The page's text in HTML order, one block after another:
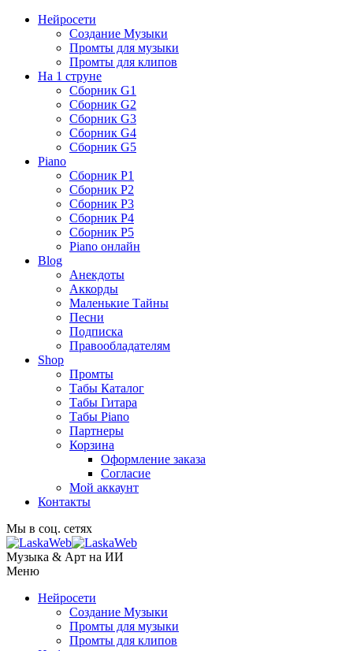
Нейросети
Создание Музыки
Промты для музыки
Промты для клипов
На 1 струне
Сборник G1
Сборник G2
Сборник G3
Сборник G4
Сборник G5
Piano
Сборник P1
Сборник P2
Сборник P3
Сборник P4
Сборник P5
Piano онлайн
Blog
Анекдоты
Аккорды
Маленькие Тайны
Песни
Подписка
Правообладателям
Shop
Промты
Табы Каталог
Табы Гитара
Табы Piano
Партнеры
Корзина
Оформление заказа
Согласие
Мой аккаунт
Контакты
Мы в соц. сетях
Музыка & Арт на ИИ
Меню
Нейросети
Создание Музыки
Промты для музыки
Промты для клипов